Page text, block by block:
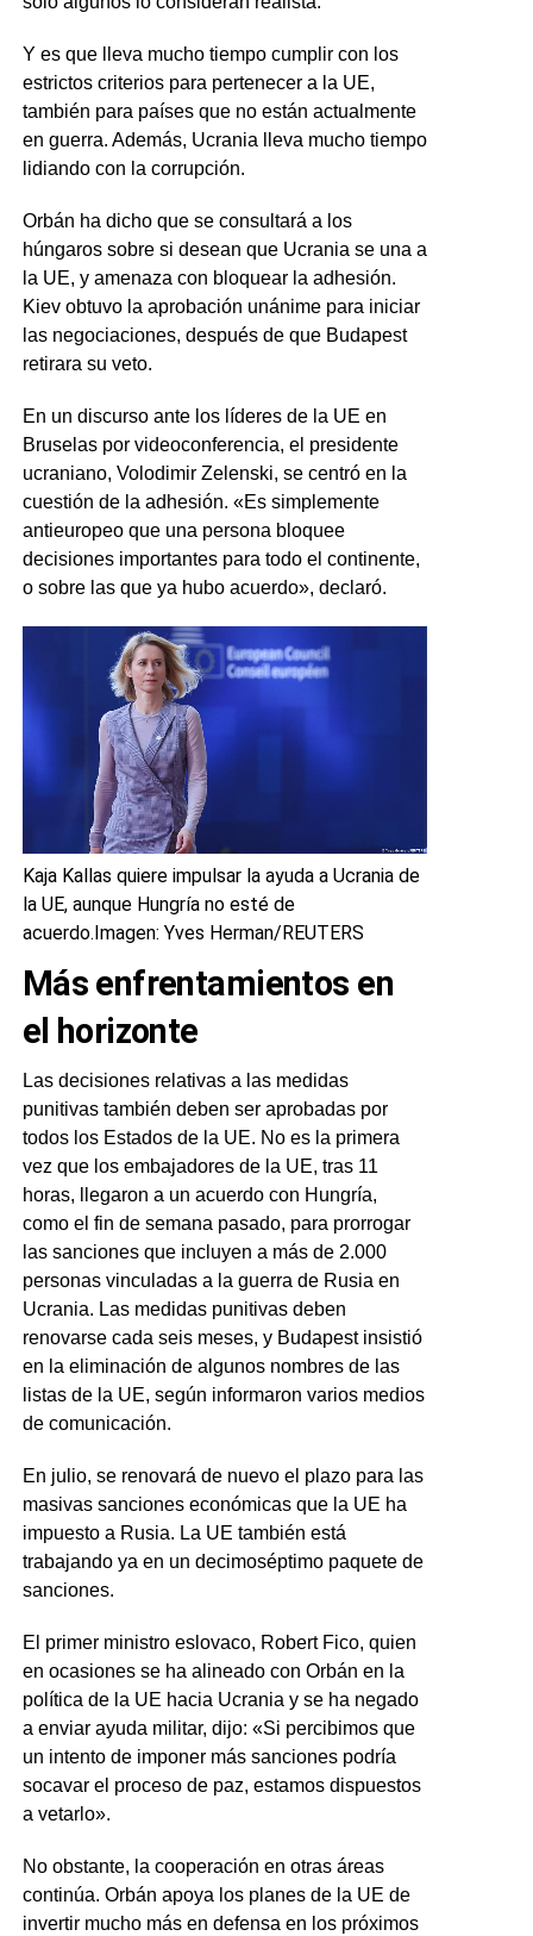
Y es que lleva mucho tiempo cumplir con los
estrictos criterios para pertenecer a la UE,
también para países que no están actualmente
en guerra. Además, Ucrania lleva mucho tiempo
lidiando con la corrupción.
Orbán ha dicho que se consultará a los
húngaros sobre si desean que Ucrania se una a
la UE, y amenaza con bloquear la adhesión.
Kiev obtuvo la aprobación unánime para iniciar
las negociaciones, después de que Budapest
retirara su veto.
En un discurso ante los líderes de la UE en
Bruselas por videoconferencia, el presidente
ucraniano, Volodimir Zelenski, se centró en la
cuestión de la adhesión. «Es simplemente
antieuropeo que una persona bloquee
decisiones importantes para todo el continente,
o sobre las que ya hubo acuerdo», declaró.
Kaja Kallas quiere impulsar la ayuda a Ucrania de
la UE, aunque Hungría no esté de
acuerdo. Imagen: Yves Herman/REUTERS
Más enfrentamientos en
el horizonte
Las decisiones relativas a las medidas
punitivas también deben ser aprobadas por
todos los Estados de la UE. No es la primera
vez que los embajadores de la UE, tras 11
horas, llegaron a un acuerdo con Hungría,
como el fin de semana pasado, para prorrogar
las sanciones que incluyen a más de 2.000
personas vinculadas a la guerra de Rusia en
Ucrania. Las medidas punitivas deben
renovarse cada seis meses, y Budapest insistió
en la eliminación de algunos nombres de las
listas de la UE, según informaron varios medios
de comunicación.
En julio, se renovará de nuevo el plazo para las
masivas sanciones económicas que la UE ha
impuesto a Rusia. La UE también está
trabajando ya en un decimoséptimo paquete de
sanciones.
El primer ministro eslovaco, Robert Fico, quien
en ocasiones se ha alineado con Orbán en la
política de la UE hacia Ucrania y se ha negado
a enviar ayuda militar, dijo: «Si percibimos que
un intento de imponer más sanciones podría
socavar el proceso de paz, estamos dispuestos
a vetarlo».
No obstante, la cooperación en otras áreas
continúa. Orbán apoya los planes de la UE de
invertir mucho más en defensa en los próximos